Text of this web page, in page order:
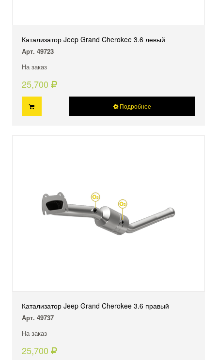
Катализатор Jeep Grand Cherokee 3.6 левый
Арт. 49723
На заказ
25,700
Подробнее
Катализатор Jeep Grand Cherokee 3.6 правый
Арт. 49737
На заказ
25,700